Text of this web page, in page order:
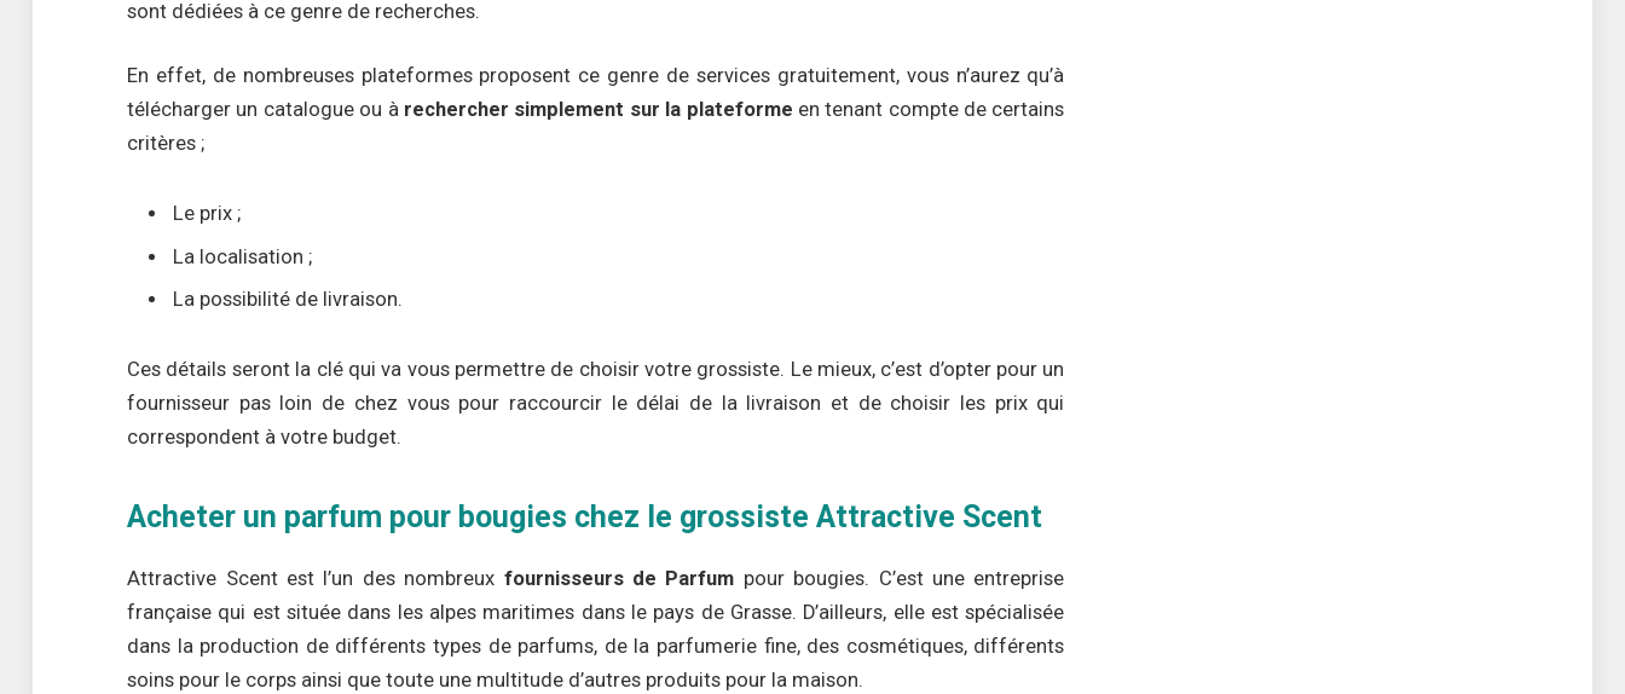
sont dédiées à ce genre de recherches.
En effet, de nombreuses plateformes proposent ce genre de services gratuitement, vous n’aurez qu’à
télécharger un catalogue ou à rechercher simplement sur la plateforme en tenant compte de certains
critères ;
Le prix ;
La localisation ;
La possibilité de livraison.
Ces détails seront la clé qui va vous permettre de choisir votre grossiste. Le mieux, c’est d’opter pour un
fournisseur pas loin de chez vous pour raccourcir le délai de la livraison et de choisir les prix qui
correspondent à votre budget.
Acheter un parfum pour bougies chez le grossiste Attractive Scent
Attractive Scent est l’un des nombreux fournisseurs de Parfum pour bougies. C’est une entreprise
française qui est située dans les alpes maritimes dans le pays de Grasse. D’ailleurs, elle est spécialisée
dans la production de différents types de parfums, de la parfumerie fine, des cosmétiques, différents
soins pour le corps ainsi que toute une multitude d’autres produits pour la maison.